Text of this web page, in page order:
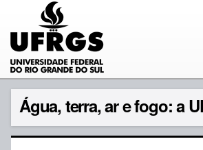
Água, terra, ar e fogo: a